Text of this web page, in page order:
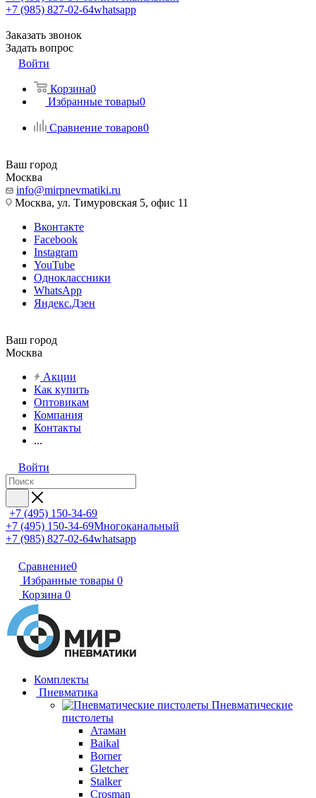
+7 (985) 827-02-64whatsapp
Заказать звонок
Задать вопрос
Войти
Корзина0
Избранные товары0
Сравнение товаров0
Ваш город
Москва
info@mirpnevmatiki.ru
Москва, ул. Тимуровская 5, офис 11
Вконтакте
Facebook
Instagram
YouTube
Одноклассники
WhatsApp
Яндекс.Дзен
Ваш город
Москва
Акции
Как купить
Оптовикам
Компания
Контакты
...
Войти
+7 (495) 150-34-69
+7 (495) 150-34-69Многоканальный
+7 (985) 827-02-64whatsapp
Сравнение0
Избранные товары 0
Корзина 0
Комплекты
Пневматика
Пневматические
пистолеты
Атаман
Baikal
Borner
Gletcher
Stalker
Crosman